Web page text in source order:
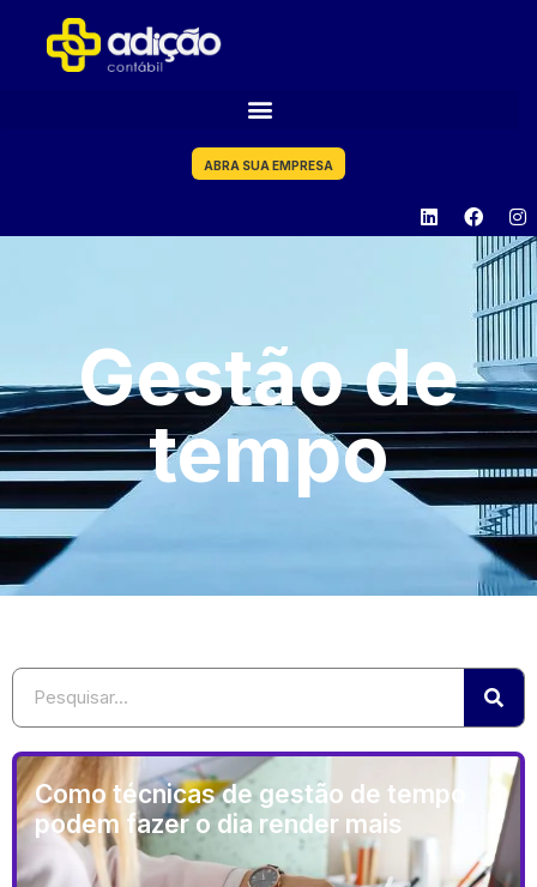
ABRA SUA EMPRESA
Gestão de
tempo
Como técnicas de gestão de tempo
podem fazer o dia render mais